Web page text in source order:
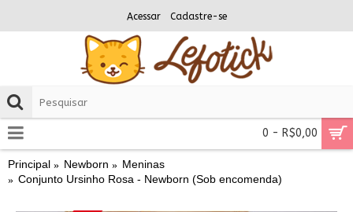
Acessar Cadastre-se
0 - R$0,00
Principal Newborn
Meninas
Conjunto Ursinho Rosa - Newborn (Sob encomenda)